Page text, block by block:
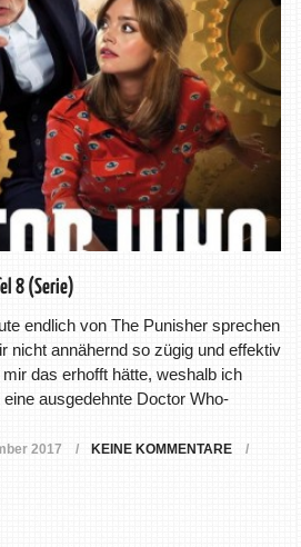
8 (Serie)
endlich von The Punisher sprechen
nicht annähernd so zügig und effektiv
das erhofft hätte, weshalb ich
ausgedehnte Doctor Who-
2017
KEINE KOMMENTARE